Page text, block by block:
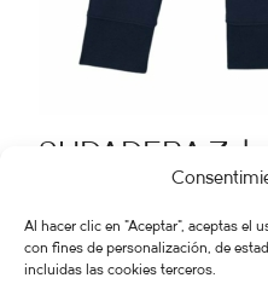
Al hacer clic en "Aceptar", aceptas el
con fines de personalización, de
incluidas las cookies terceros.
SUDADERA
SUDADERAS,Zahara de
Seleccionar opciones